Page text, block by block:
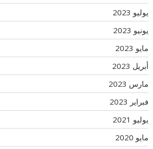
يوليو 2023
يونيو 2023
مايو 2023
أبريل 2023
مارس 2023
فبراير 2023
يوليو 2021
مايو 2020